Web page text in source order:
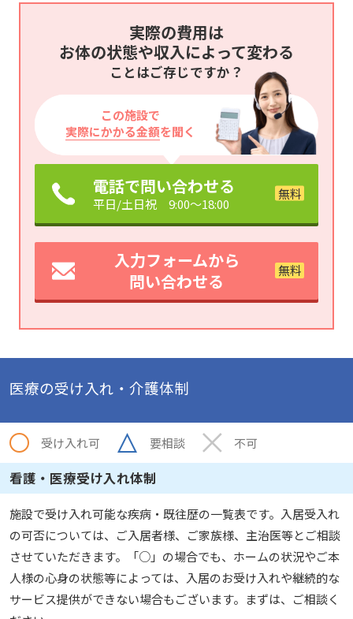
実際の費用は
お体の状態や収入によって変わる
ことはご存じですか？
この施設で
実際にかかる金額を聞く
電話で問い合わせる
平日/土日祝 9:00～18:00
入力フォームから
問い合わせる
医療の受け入れ・介護体制
受け入れ可 要相談 不可
看護・医療受け入れ体制
施設で受け入れ可能な疾病・既往歴の一覧表です。入居受入れ
の可否については、ご入居者様、ご家族様、主治医等とご相談
させていただきます。「○」の場合でも、ホームの状況やご本
人様の心身の状態等によっては、入居のお受け入れや継続的な
サービス提供ができない場合もございます。まずは、ご相談く